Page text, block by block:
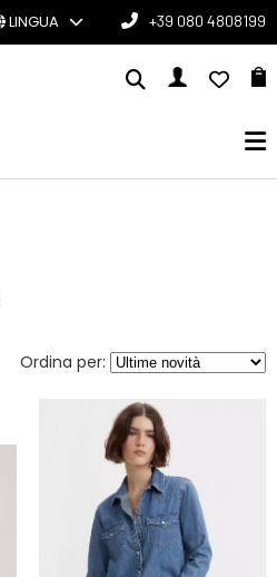
LINGUA +39 080 4808199
Ordina per: